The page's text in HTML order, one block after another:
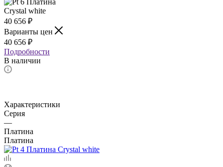
40 656 ₽
Варианты цен
40 656 ₽
Подробности
В наличии
Характеристики
Серия
—
Платина
Платина